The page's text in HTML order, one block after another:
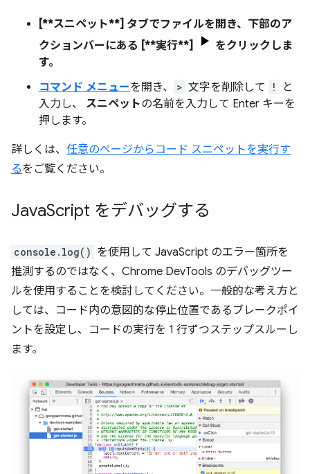
[**スニペット**] タブでファイルを開き、下部のア
クションバーにある [**実行**]
をクリックしま
す。
コマンド メニューを開き、 > 文字を削除して !
と
入力し、 スニペットの名前を入力して Enter キーを
押します。
詳しくは、 任意のページからコード スニペットを実行す
るをご覧ください。
JavaScript をデバッグする
console.log() を使用して JavaScript のエラー箇所を
推測するのではなく、Chrome DevTools のデバッグツー
ルを使用することを検討してください。一般的な考え方と
しては、コード内の意図的な停止位置であるブレークポイ
ントを設定し、コードの実行を 1 行ずつステップスルーし
ます。